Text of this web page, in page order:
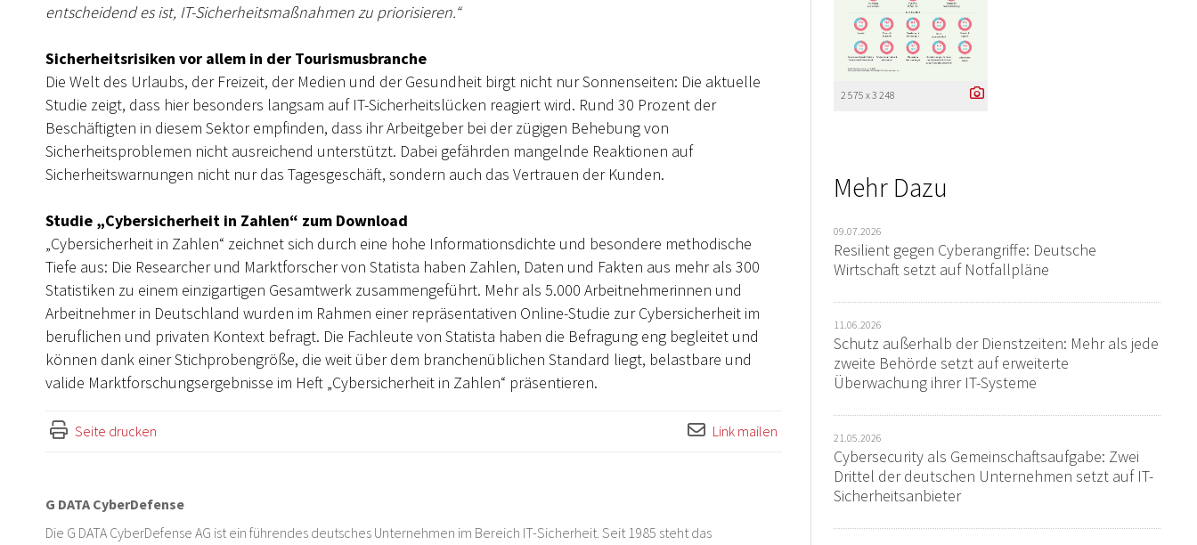
entscheidend es ist, IT-Sicherheitsmaßnahmen zu priorisieren.“
Sicherheitsrisiken vor allem in der Tourismusbranche
Die Welt des Urlaubs, der Freizeit, der Medien und der Gesundheit birgt nicht nur Sonnenseiten: Die aktuelle
Studie zeigt, dass hier besonders langsam auf IT-Sicherheitslücken reagiert wird. Rund 30 Prozent der
Beschäftigten in diesem Sektor empfinden, dass ihr Arbeitgeber bei der zügigen Behebung von
Sicherheitsproblemen nicht ausreichend unterstützt. Dabei gefährden mangelnde Reaktionen auf
Sicherheitswarnungen nicht nur das Tagesgeschäft, sondern auch das Vertrauen der Kunden.
Studie „Cybersicherheit in Zahlen“ zum Download
„Cybersicherheit in Zahlen“ zeichnet sich durch eine hohe Informationsdichte und besondere methodische
Tiefe aus: Die Researcher und Marktforscher von Statista haben Zahlen, Daten und Fakten aus mehr als 300
Statistiken zu einem einzigartigen Gesamtwerk zusammengeführt. Mehr als 5.000 Arbeitnehmerinnen und
Arbeitnehmer in Deutschland wurden im Rahmen einer repräsentativen Online-Studie zur Cybersicherheit im
beruflichen und privaten Kontext befragt. Die Fachleute von Statista haben die Befragung eng begleitet und
können dank einer Stichprobengröße, die weit über dem branchenüblichen Standard liegt, belastbare und
valide Marktforschungsergebnisse im Heft „Cybersicherheit in Zahlen“ präsentieren.
Seite drucken Link mailen
G DATA CyberDefense
Die G DATA CyberDefense AG ist ein führendes deutsches Unternehmen im Bereich IT-Sicherheit. Seit 1985 steht das
2 575 x 3 248
Mehr Dazu
09.07.2026
Resilient gegen Cyberangriffe: Deutsche
Wirtschaft setzt auf Notfallpläne
11.06.2026
Schutz außerhalb der Dienstzeiten: Mehr als jede
zweite Behörde setzt auf erweiterte
Überwachung ihrer IT-Systeme
21.05.2026
Cybersecurity als Gemeinschaftsaufgabe: Zwei
Drittel der deutschen Unternehmen setzt auf IT-
Sicherheitsanbieter